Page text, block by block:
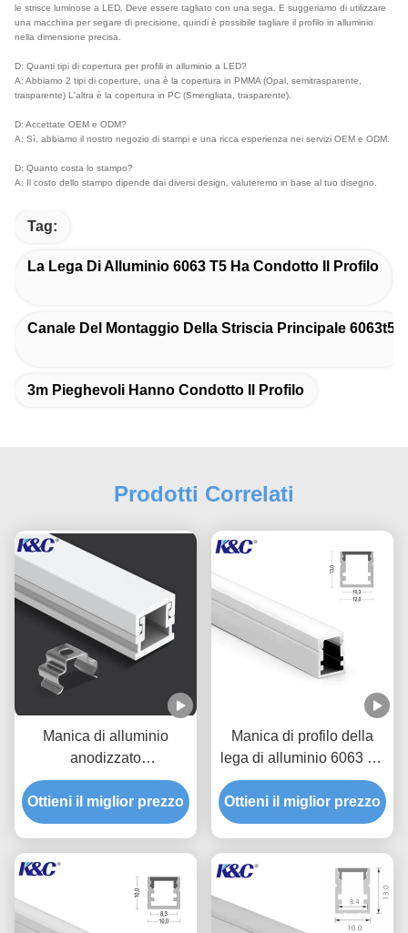
le strisce luminose a LED. Deve essere tagliato con una sega. E suggeriamo di utilizzare
una macchina per segare di precisione, quindi è possibile tagliare il profilo in alluminio
nella dimensione precisa.
D: Quanti tipi di copertura per profili in alluminio a LED?
A: Abbiamo 2 tipi di coperture, una è la copertura in PMMA (Opal, semitrasparente,
trasparente) L'altra è la copertura in PC (Smerigliata, trasparente).
D: Accettate OEM e ODM?
A: Sì, abbiamo il nostro negozio di stampi e una ricca esperienza nei servizi OEM e ODM.
D: Quanto costa lo stampo?
A: Il costo dello stampo dipende dai diversi design, valuteremo in base al tuo disegno.
Tag:
La Lega Di Alluminio 6063 T5 Ha Condotto Il Profilo
Canale Del Montaggio Della Striscia Principale 6063t5
3m Pieghevoli Hanno Condotto Il Profilo
Prodotti Correlati
Manica di alluminio
anodizzato
dell'estrusione di profilo
della piccola striscia del
LED
Ottieni il miglior prezzo
Manica di profilo della
lega di alluminio 6063 T5
LED con la copertura del
diffusore del PC
Ottieni il miglior prezzo